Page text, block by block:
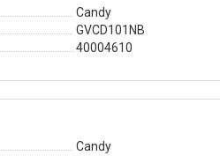
Candy
GVCD101NB
40004610
Candy